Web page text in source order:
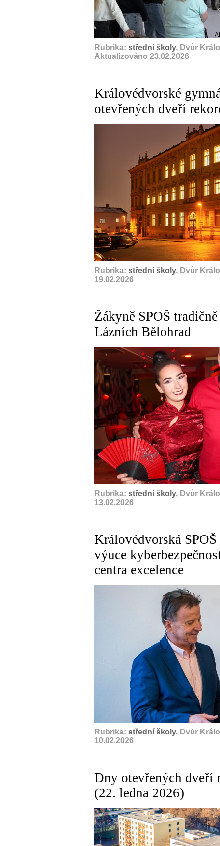
Rubrika: střední školy, Dvůr
Aktualizováno 23.02.2026
Královédvorské
otevřených dveří
Rubrika: střední školy, Dvůr
19.02.2026
Žákyně SPOŠ
Lázních Bělohrad
Rubrika: střední školy, Dvůr
13.02.2026
Královédvorská
výuce
centra excelence
Rubrika: střední školy, Dvůr
10.02.2026
Dny otevřených dveří
(22. ledna 2026)